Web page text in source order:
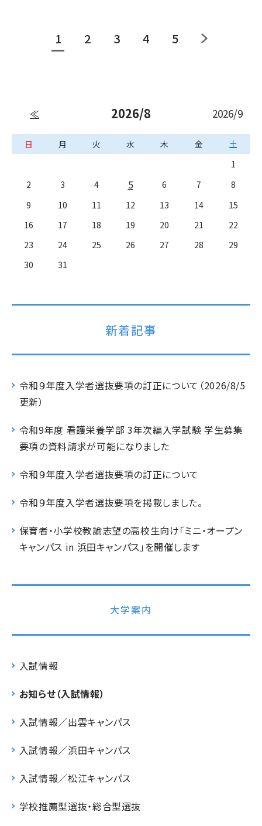
1 2 3 4 5
≪ 2026/8 2026/9
日 月 火 水 木 金
土
1
2
3 4 5 6 7
8
9
10 11 12 13 14
15
16
17 18 19 20 21
22
23
24 25 26 27 28
29
30
31
新着記事
令和９年度入学者選抜要項の訂正について（2026/8/5
更新）
令和9年度 看護栄養学部 3年次編入学試験 学生募集
要項の資料請求が可能になりました
令和９年度入学者選抜要項の訂正について
令和９年度入学者選抜要項を掲載しました。
保育者・小学校教諭志望の高校生向け「ミニ・オープン
キャンパス in 浜田キャンパス」を開催します
大学案内
入試情報
お知らせ（入試情報）
入試情報／出雲キャンパス
入試情報／浜田キャンパス
入試情報／松江キャンパス
学校推薦型選抜・総合型選抜